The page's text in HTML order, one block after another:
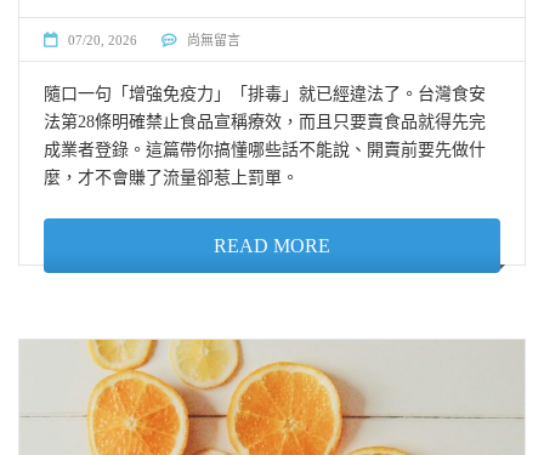
07/20, 2026 尚無留言
隨口一句「增強免疫力」「排毒」就已經違法了。台灣食安
法第28條明確禁止食品宣稱療效，而且只要賣食品就得先完
成業者登錄。這篇帶你搞懂哪些話不能說、開賣前要先做什
麼，才不會賺了流量卻惹上罰單。
READ MORE